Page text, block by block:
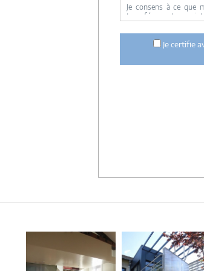
Je consens à ce que
transférer votre projet
ci dessus n'est réalisée.
Mes données
notre réseau dans le
Les données sont
entre architectes-
concernant et les
Artigues-près
Je certifie